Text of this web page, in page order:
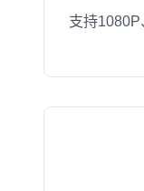
支持1080P